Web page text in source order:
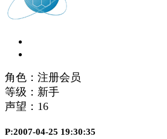
角色：注册会员
等级：新手
声望： 16
P:2007-04-25 19:30:35